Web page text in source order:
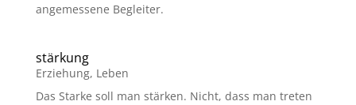
angemessene Begleiter.
stärkung
Erziehung, Leben
Das Starke soll man stärken. Nicht, dass man treten